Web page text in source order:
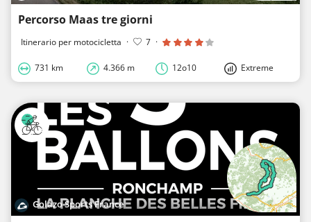
Percorso Maas tre giorni
Itinerario per motocicletta · 7 ·
731 km 4.366 m 12o10 Extreme
Golazo Sports France